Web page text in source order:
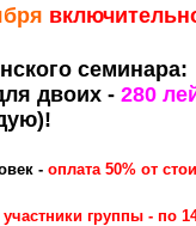
двоих -280
- оплата 50% от
группы - по